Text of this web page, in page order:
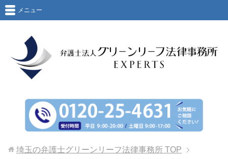
メニュー
埼玉の弁護士グリーンリーフ法律事務所 TOP